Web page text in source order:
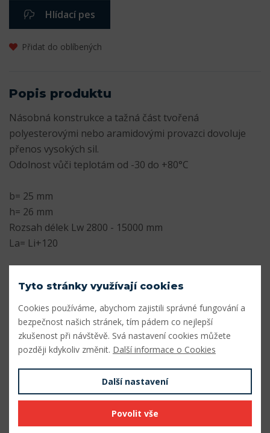
Hlídací pes
Přidat do oblíbených
Popis produktu
Násobná konstrukce a tažná část tvořená
polyesterovými nebo aramidovými provazci dovoluje
přenos vysokých sil.
Odolnost vůči teplotám od -30 do +80°C
b= 25 mm
h= 26 mm
Rozsah délek Lw 2800 - 15000 mm
La= Li+120
Šířka profilu (mm)
Výška profilu (mm)
Vnitřní délka Li (mm) 11080
Výpočtová délka Lw (mm) 11200
Tyto stránky využívají cookies
Cookies používáme, abychom zajistili správné fungování a
bezpečnost našich stránek, tím pádem co nejlepší
zkušenost při návštěvě. Svá nastavení cookies můžete
později kdykoliv změnit. Další informace o Cookies
Další nastavení
Povolit vše